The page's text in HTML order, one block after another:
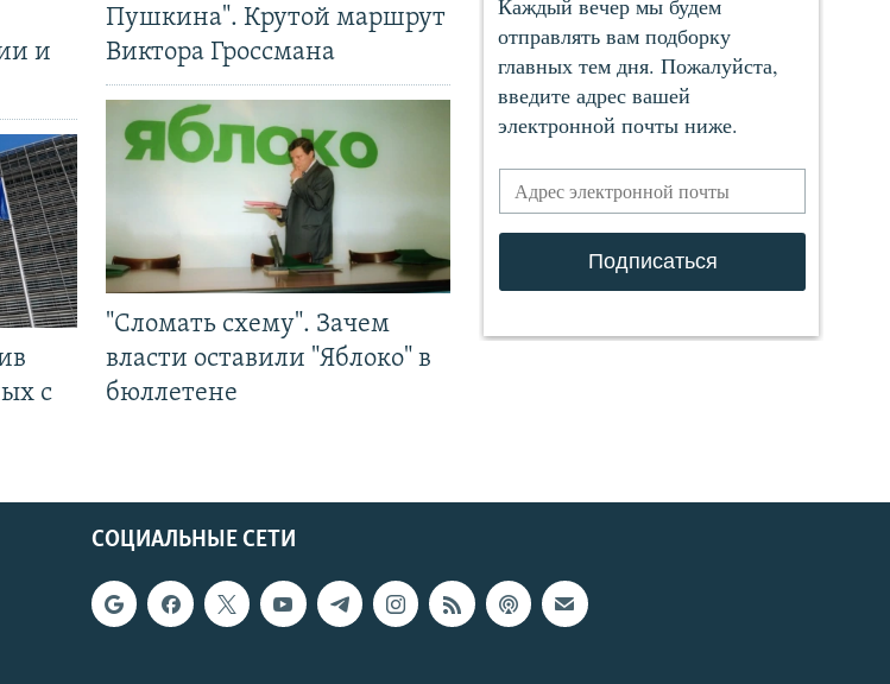
и
с
Пушкина". Крутой маршрут
Виктора Гроссмана
"Сломать схему". Зачем
власти оставили "Яблоко" в
бюллетене
СОЦИАЛЬНЫЕ СЕТИ